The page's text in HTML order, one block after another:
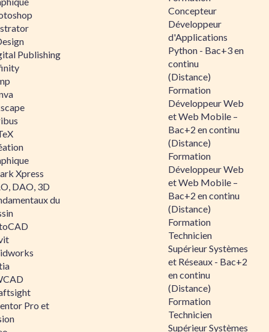
Publishing
Xpress
DAO, 3D
du
Pro et
Concepteur
Développeur
d'Applications
Python - Bac+3 en
continu
(Distance)
Formation
Développeur Web
et Web Mobile –
Bac+2 en continu
(Distance)
Formation
Développeur Web
et Web Mobile –
Bac+2 en continu
(Distance)
Formation
Technicien
Supérieur Systèmes
et Réseaux - Bac+2
en continu
(Distance)
Formation
Technicien
Supérieur Systèmes